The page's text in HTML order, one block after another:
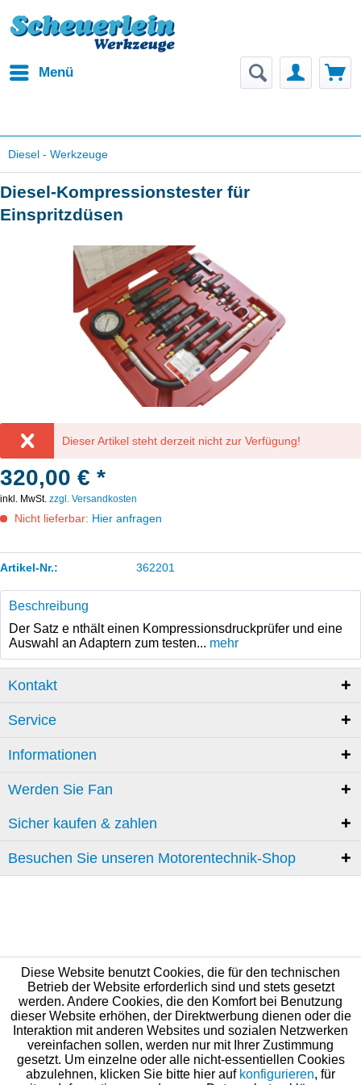
Menü
Diesel - Werkzeuge
Diesel-Kompressionstester für
Einspritzdüsen
Dieser Artikel steht derzeit nicht zur Verfügung!
320,00 € *
inkl. MwSt. zzgl. Versandkosten
Nicht lieferbar: Hier anfragen
Artikel-Nr.: 362201
Beschreibung
Der Satz e nthält einen Kompressionsdruckprüfer und eine
Auswahl an Adaptern zum testen... mehr
Kontakt
Service
Informationen
Werden Sie Fan
Sicher kaufen & zahlen
Besuchen Sie unseren Motorentechnik-Shop
Diese Website benutzt Cookies, die für den technischen
Betrieb der Website erforderlich sind und stets gesetzt
werden. Andere Cookies, die den Komfort bei Benutzung
dieser Website erhöhen, der Direktwerbung dienen oder die
Interaktion mit anderen Websites und sozialen Netzwerken
vereinfachen sollen, werden nur mit Ihrer Zustimmung
gesetzt. Um einzelne oder alle nicht-essentiellen Cookies
abzulehnen, klicken Sie bitte hier auf konfigurieren, für